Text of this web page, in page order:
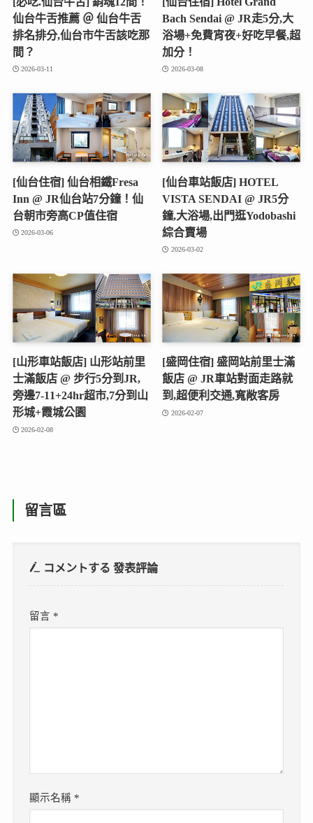
仙台牛舌推薦 ＠ 仙台牛舌
排名排分,仙台市牛舌該吃那
間？
2026-03-11
Bach Sendai @ JR走5分,大
浴場+免費宵夜+好吃早餐,超
加分！
2026-03-08
[仙台住宿] 仙台相鐵Fresa
Inn @ JR仙台站7分鐘！仙
台朝市旁高CP值住宿
2026-03-06
[仙台車站飯店] HOTEL
VISTA SENDAI @ JR5分
鐘,大浴場,出門逛Yodobashi
綜合賣場
2026-03-02
[山形車站飯店] 山形站前里
士滿飯店 @ 步行5分到JR,
旁邊7-11+24hr超市,7分到山
形城+霞城公園
2026-02-08
[盛岡住宿] 盛岡站前里士滿
飯店 @ JR車站對面走路就
到,超便利交通,寬敞客房
2026-02-07
留言區
コメントする發表評論
留言 *
顯示名稱 *